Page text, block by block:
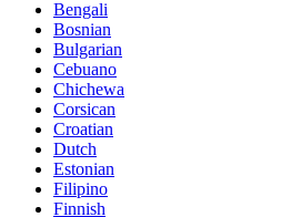
Bengali
Bosnian
Bulgarian
Cebuano
Chichewa
Corsican
Croatian
Dutch
Estonian
Filipino
Finnish